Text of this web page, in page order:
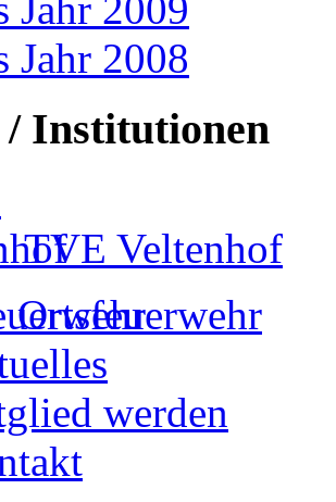
Jahr 2009
Jahr 2008
/ Institutionen
TVE Veltenhof
Ortsfeuerwehr
werden